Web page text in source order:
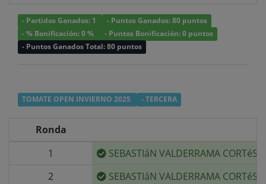
- Partidos Ganados: 1
- Puntos Ganados: 80 puntos
- % Bonificación: 0 %
- Puntos Bonificación: 0 puntos
- Puntos Ganados Total: 80 puntos
TOMATE OPEN INVIERNO 2025 - TERCERA
Ronda
1
SEBASTIáN VALDERRAMA CORTéS
2
SEBASTIáN VALDERRAMA CORTéS